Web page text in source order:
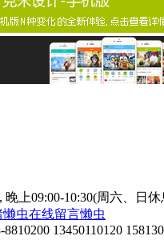
晚上09:00-10:30(周六、日休
懒虫在线留言懒虫
13450110120